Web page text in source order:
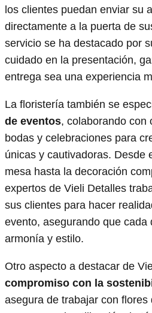
los clientes puedan enviar su
directamente a la puerta de
servicio se ha destacado por
cuidado en la presentación,
entrega sea una experiencia
La floristería también se
de eventos, colaborando con
bodas y celebraciones para
únicas y cautivadoras. Desde
mesa hasta la decoración
expertos de Vieli Detalles
sus clientes para hacer
evento, asegurando que cada
armonía y estilo.
Otro aspecto a destacar de
compromiso con la
asegura de trabajar con